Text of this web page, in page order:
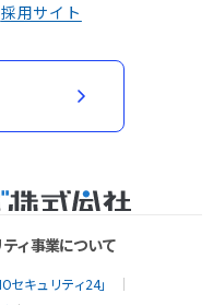
採用サイト
ィ事業について
セキュリティ24」